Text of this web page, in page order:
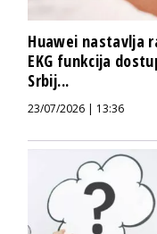
Huawei nastavlja
EKG funkcija
Srbij...
23/07/2026 | 13:36